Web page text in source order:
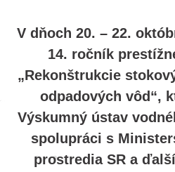
V dňoch 20. – 22.
14. ročník
„Rekonštrukcie
odpadových vôd“,
Výskumný ústav
spolupráci s
prostredia SR a